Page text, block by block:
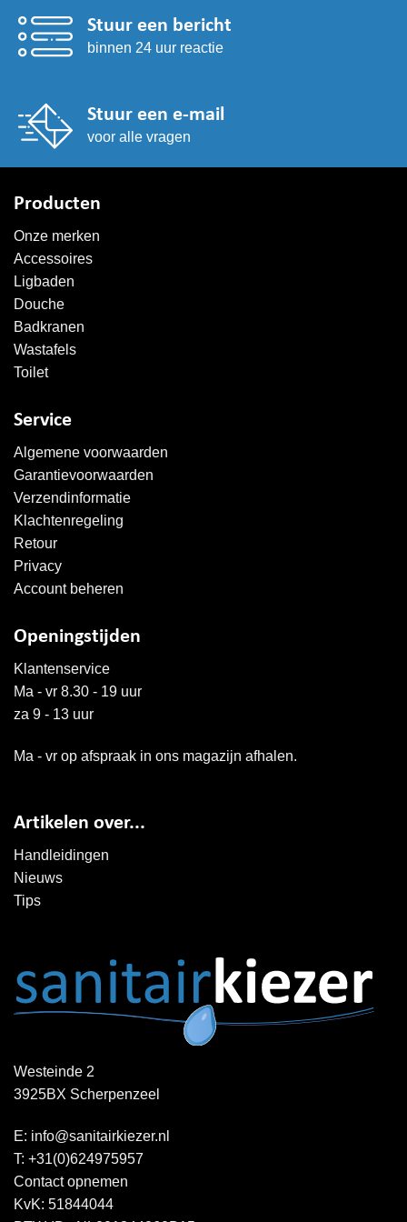
Stuur een bericht
binnen 24 uur reactie
Stuur een e-mail
voor alle vragen
Producten
Onze merken
Accessoires
Ligbaden
Douche
Badkranen
Wastafels
Toilet
Service
Algemene voorwaarden
Garantievoorwaarden
Verzendinformatie
Klachtenregeling
Retour
Privacy
Account beheren
Openingstijden
Klantenservice
Ma - vr 8.30 - 19 uur
za 9 - 13 uur
Ma - vr op afspraak in ons magazijn afhalen.
Artikelen over...
Handleidingen
Nieuws
Tips
Westeinde 2
3925BX Scherpenzeel
E: info@sanitairkiezer.nl
T: +31(0)624975957
Contact opnemen
KvK: 51844044